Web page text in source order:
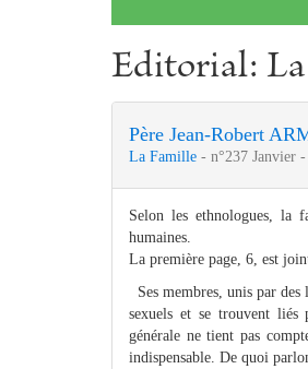
Editorial:
Père Jean-Robert
La Famille - n°237 Janvier
Selon les ethnologues, la
humaines.
La première page, 6, est
Ses membres, unis par
sexuels et se trouvent liés
générale ne tient pas
indispensable. De quoi